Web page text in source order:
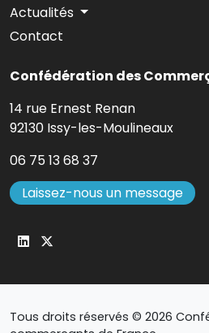
Actualités
Contact
Confédération des
14 rue Ernest Renan
92130 Issy-les-Moulineaux
06 75 13 68 37
Laissez-nous un message
Tous droits réservés © 2026